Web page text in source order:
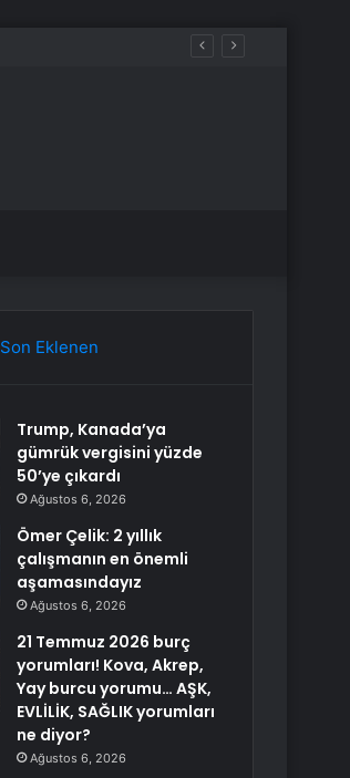
Son Eklenen
Trump, Kanada’ya
gümrük vergisini yüzde
50’ye çıkardı
Ağustos 6, 2026
Ömer Çelik: 2 yıllık
çalışmanın en önemli
aşamasındayız
Ağustos 6, 2026
21 Temmuz 2026 burç
yorumları! Kova, Akrep,
Yay burcu yorumu… AŞK,
EVLİLİK, SAĞLIK yorumları
ne diyor?
Ağustos 6, 2026